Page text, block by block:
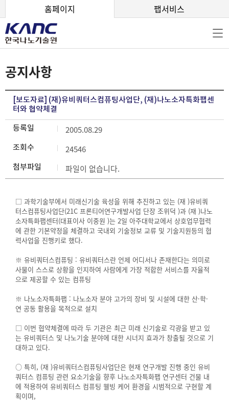
홈페이지 팹서비스
공지사항
[보도자료] (재)유비쿼터스컴퓨팅사업단, (재)나노소자특화팹센
터와 협약체결
등록일 2005.08.29
조회수 24546
첨부파일 파일이 없습니다.
□ 과학기술부에서 미래신기술 육성을 위해 추진하고 있는 (재 )유비쿼
터스컴퓨팅사업단(21C 프론티어연구개발사업 단장 조위덕 )과 (재 )나노
소자특화팹센터(대표이사 이중원 )는 2일 아주대학교에서 상호업무협력
에 관한 기본약정을 체결하고 국내외 기술정보 교류 및 기술지원등의 협
력사업을 진행키로 했다.
※ 유비쿼터스컴퓨팅 : 유비쿼터스란 언제 어디서나 존재한다는 의미로
사물이 스스로 상황을 인지하여 사람에게 가장 적합한 서비스를 자율적
으로 제공할 수 있는 컴퓨팅
※ 나노소자특화팹 : 나노소자 분야 고가의 장비 및 시설에 대한 산·학·
연 공동 활용을 목적으로 설치
□ 이번 협약체결에 따라 두 기관은 최근 미래 신기술로 각광을 받고 있
는 유비쿼터스 및 나노기술 분야에 대한 시너지 효과가 창출될 것으로 기
대하고 있다.
○ 특히, (재 )유비쿼터스컴퓨팅사업단은 현재 연구개발 진행 중인 유비
쿼터스 컴퓨팅 관련 요소기술을 향후 나노소자특화팹 연구센터 건물 내
에 적용하여 유비쿼터스 컴퓨팅 웰빙 케어 환경을 시범적으로 구현할 계
획이며,